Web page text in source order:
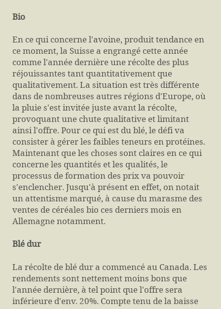
Bio
En ce qui concerne l'avoine, produit tendance en
ce moment, la Suisse a engrangé cette année
comme l'année dernière une récolte des plus
réjouissantes tant quantitativement que
qualitativement. La situation est très différente
dans de nombreuses autres régions d'Europe, où
la pluie s'est invitée juste avant la récolte,
provoquant une chute qualitative et limitant
ainsi l'offre. Pour ce qui est du blé, le défi va
consister à gérer les faibles teneurs en protéines.
Maintenant que les choses sont claires en ce qui
concerne les quantités et les qualités, le
processus de formation des prix va pouvoir
s'enclencher. Jusqu'à présent en effet, on notait
un attentisme marqué, à cause du marasme des
ventes de céréales bio ces derniers mois en
Allemagne notamment.
Blé dur
La récolte de blé dur a commencé au Canada. Les
rendements sont nettement moins bons que
l'année dernière, à tel point que l'offre sera
inférieure d'env. 20%. Compte tenu de la baisse